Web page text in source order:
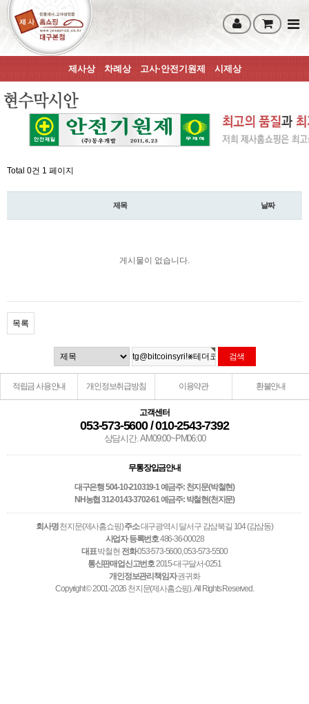
제사상 차례상 고사·안전기원제 시제상
Total 0건 1 페이지
제목 날짜
게시물이 없습니다.
목록
적립금 사용안내 개인정보취급방침 이용약관 환불안내
고객센터
053-573-5600 / 010-2543-7392
상담시간. AM09:00~PM06:00
무통장입금안내
대구은행 504-10-210319-1 예금주: 천지문(박철현)
NH농협 312-0143-3702-61 예금주: 박철현(천지문)
회사명천지문(제사홈쇼핑)주소대구광역시 달서구 감삼북길 104 (감삼동)
사업자 등록번호486-36-00028
대표박철현 전화053-573-5600, 053-573-5500
통신판매업신고번호2015-대구달서-0251
개인정보관리책임자권귀화
Copyright © 2001-2026 천지문(제사홈쇼핑). All Rights Reserved.